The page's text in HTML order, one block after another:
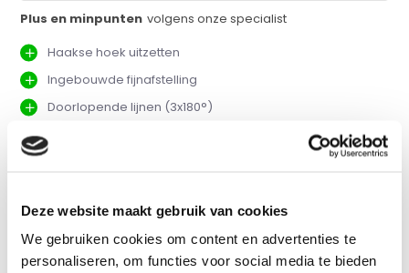
Deze website maakt gebruik van cookies
We gebruiken cookies om content en advertenties te
personaliseren, om functies voor social media te bieden
Plus en minpunten volgens onze specialist
Haakse hoek uitzetten
Ingebouwde fijnafstelling
Doorlopende lijnen (3x180°)
Productomschrijving